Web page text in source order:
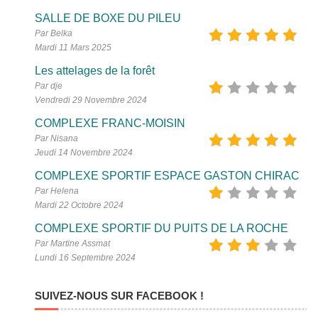
SALLE DE BOXE DU PILEU
Par Belka
Mardi 11 Mars 2025
Les attelages de la forêt
Par dje
Vendredi 29 Novembre 2024
COMPLEXE FRANC-MOISIN
Par Nisana
Jeudi 14 Novembre 2024
COMPLEXE SPORTIF ESPACE GASTON CHIRAC
Par Helena
Mardi 22 Octobre 2024
COMPLEXE SPORTIF DU PUITS DE LA ROCHE
Par Martine Assmat
Lundi 16 Septembre 2024
SUIVEZ-NOUS SUR FACEBOOK !